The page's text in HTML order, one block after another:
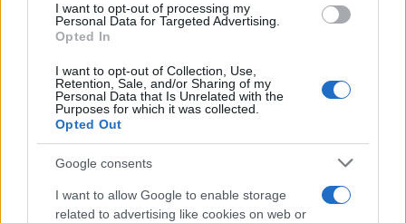
I want to opt-out of processing my
Personal Data for Targeted Advertising.
Opted In
I want to opt-out of Collection, Use,
Retention, Sale, and/or Sharing of my
Personal Data that Is Unrelated with the
Purposes for which it was collected.
Opted Out
Google consents
I want to allow Google to enable storage
related to advertising like cookies on web or